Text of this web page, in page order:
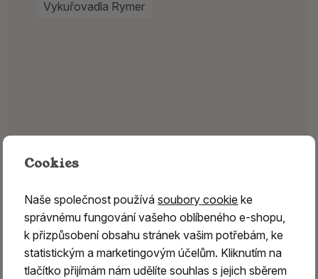
Vykuřovadla Rymer
Cookies
Naše společnost používásoubory cookie ke
správnému fungování vašeho oblíbeného e-shopu,
k přizpůsobení obsahu stránek vašim potřebám, ke
statistickým a marketingovým účelům. Kliknutím na
tlačítko přijímám nám udělíte souhlas s jejich sběrem